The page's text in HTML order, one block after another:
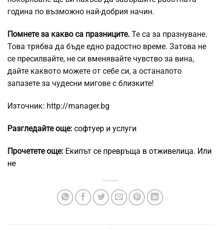
година по възможно най-добрия начин.
Помнете за какво са празниците. Те са за празнуване.
Това трябва да бъде едно радостно време. Затова не
се пресилвайте, не си вменявайте чувство за вина,
дайте каквото можете от себе си, а останалото
запазете за чудесни мигове с близките!
Източник: http://manager.bg
Разгледайте още: софтуер и услуги
Прочетете още: Екипът се превръща в отживелица. Или
не